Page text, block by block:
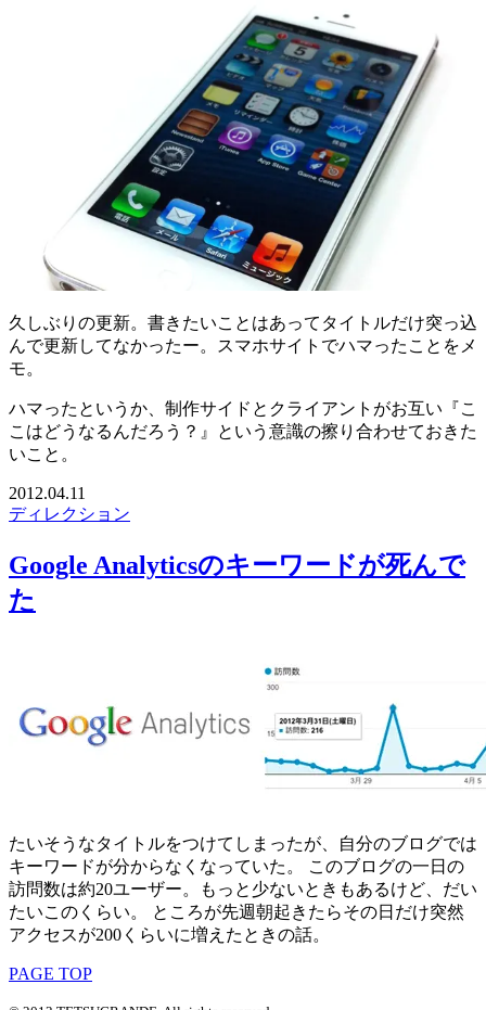
久しぶりの更新。書きたいことはあってタイトルだけ突っ込
んで更新してなかったー。スマホサイトでハマったことをメ
モ。
ハマったというか、制作サイドとクライアントがお互い『こ
こはどうなるんだろう？』という意識の擦り合わせておきた
いこと。
2012.04.11
ディレクション
Google Analyticsのキーワードが死んで
た
たいそうなタイトルをつけてしまったが、自分のブログでは
キーワードが分からなくなっていた。 このブログの一日の
訪問数は約20ユーザー。もっと少ないときもあるけど、だい
たいこのくらい。 ところが先週朝起きたらその日だけ突然
アクセスが200くらいに増えたときの話。
PAGE TOP